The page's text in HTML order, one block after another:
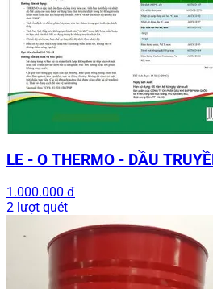
LE - O THERMO - DẦU
1.000.000 đ
2 lượt quét